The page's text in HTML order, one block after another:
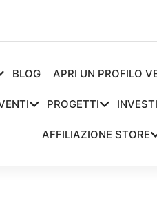
BLOG APRI UN PROFILO
PROGETTI
AFFILIAZIONE STORE